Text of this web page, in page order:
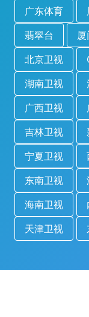
广东体育
翡翠台
北京卫视
湖南卫视
广西卫视
吉林卫视
宁夏卫视
东南卫视
海南卫视
天津卫视